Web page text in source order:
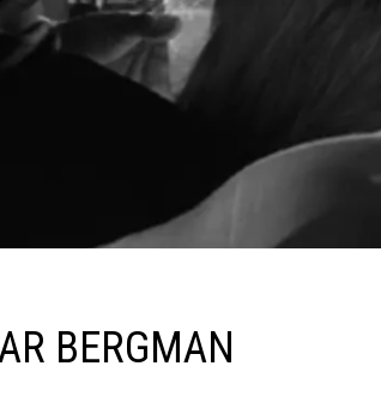
BERGMAN